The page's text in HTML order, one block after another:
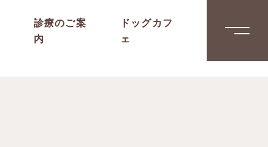
診療のご案
内
ドッグカフ
ェ